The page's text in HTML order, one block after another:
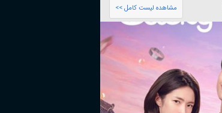
مشاهده لیست کامل >>